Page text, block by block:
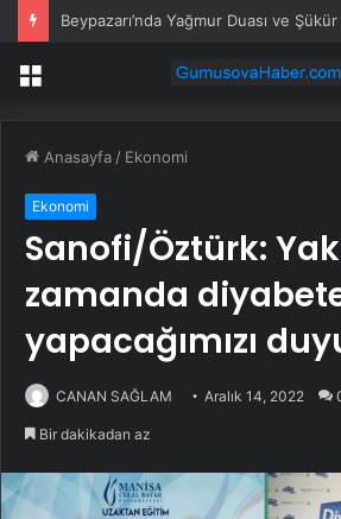
Beypazarı’nda Yağmur Duası ve Şükür
Menü
Anasayfa / Ekonomi
Ekonomi
Sanofi/Öztürk:
zamanda
yapacağımızı
CANAN SAĞLAM Aralık 14, 2022
Bir dakikadan az